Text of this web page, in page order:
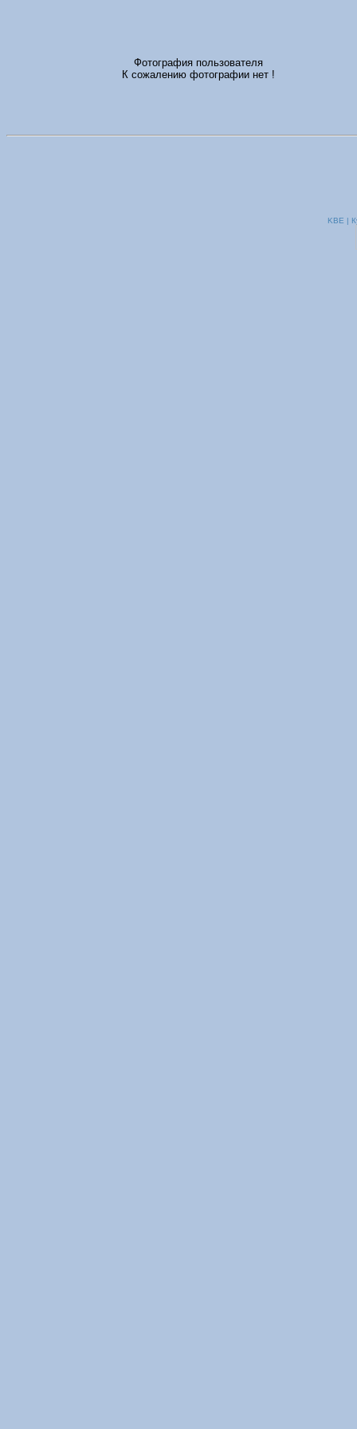
Фотография пользователя
К сожалению фотографии нет !
KBE |